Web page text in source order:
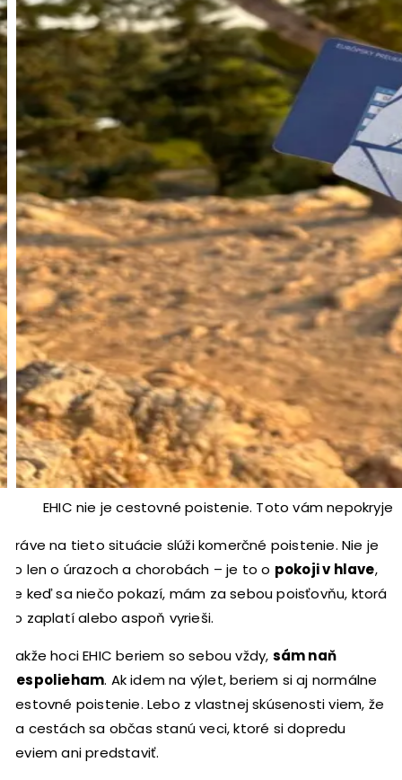
EHIC nie je cestovné poistenie. Toto vám nepokryje
Práve na tieto situácie slúži komerčné poistenie. Nie je
to len o úrazoch a chorobách – je to o pokoji v hlave,
že keď sa niečo pokazí, mám za sebou poisťovňu, ktorá
to zaplatí alebo aspoň vyrieši.
Takže hoci EHIC beriem so sebou vždy, sám naň
nespolieham. Ak idem na výlet, beriem si aj normálne
cestovné poistenie. Lebo z vlastnej skúsenosti viem, že
na cestách sa občas stanú veci, ktoré si dopredu
neviem ani predstaviť.